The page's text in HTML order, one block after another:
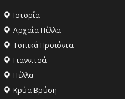
Ιστορία
Αρχαία Πέλλα
Τοπικά Προϊόντα
Γιαννιτσά
Πέλλα
Κρύα Βρύση